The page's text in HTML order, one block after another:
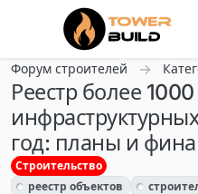
Перейти к содержанию
Форум строителей
Реестр более
год: планы и
Строительство
реестр объектов